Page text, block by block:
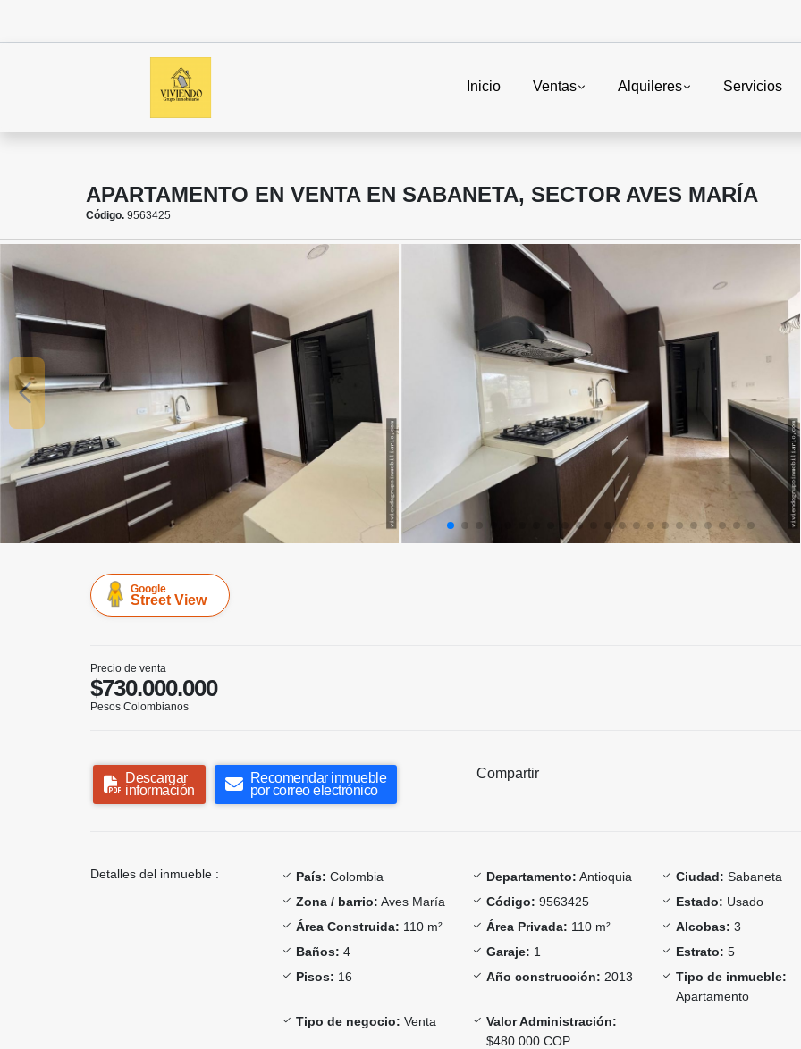
Inicio Ventas Alquileres Servicios
APARTAMENTO EN VENTA EN SABANETA, SECTOR AVES MARÍA
Código. 9563425
Google
Street View
Precio de venta
$730.000.000
Pesos Colombianos
Descargar
información
Recomendar inmueble
por correo electrónico
Compartir
Detalles del inmueble : País: Colombia Departamento: Antioquia Ciudad: Sabaneta
Zona / barrio: Aves María Código: 9563425 Estado: Usado
Área Construida: 110 m² Área Privada: 110 m² Alcobas: 3
Baños: 4 Garaje: 1 Estrato: 5
Pisos: 16 Año construcción: 2013
Tipo de inmueble:
Apartamento
Tipo de negocio: Venta
Valor Administración:
$480.000 COP